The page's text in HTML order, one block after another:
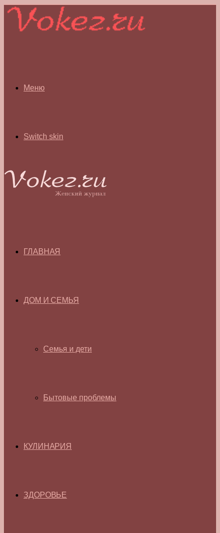
Меню
Switch skin
ГЛАВНАЯ
ДОМ И СЕМЬЯ
Семья и дети
Бытовые проблемы
КУЛИНАРИЯ
ЗДОРОВЬЕ